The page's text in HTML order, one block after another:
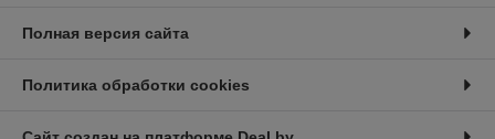
Полная версия сайта
Политика обработки cookies